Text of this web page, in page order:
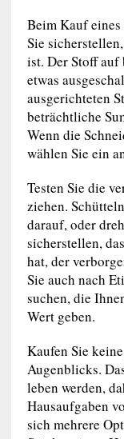
Beim Kauf eines
Sie
ist. Der Stoff
etwas
ausgerichteten
beträchtliche
Wenn die
wählen Sie ein
Testen Sie die
ziehen.
darauf, oder
sicherstellen,
hat, der
Sie auch nach
suchen, die
Wert geben.
Kaufen Sie
Augenblicks.
leben werden,
Hausaufgaben
sich mehrere